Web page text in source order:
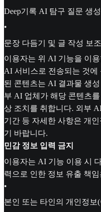
Deep기록 AI 탐구 질문 생
•
문장 다듬기 및 글 작성 보
이용자는 위 AI 기능을 이
AI 서비스로 전송되는 것에
된 콘텐츠는 AI 결과물 생
부 AI 업체가 해당 콘텐츠
상 조치를 취합니다. 외부
기간 등 자세한 사항은 개
기 바랍니다.
민감 정보 입력 금지
이용자는 AI 기능 이용 시
력으로 인한 정보 유출 책
•
본인 또는 타인의 개인정보